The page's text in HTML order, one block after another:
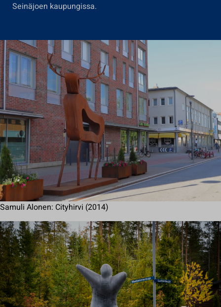
Seinäjoen kaupungissa.
Samuli Alonen: Cityhirvi (2014)